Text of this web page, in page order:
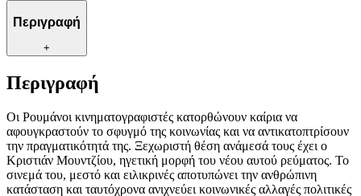
Περιγραφή
+
Περιγραφή
Οι Ρουμάνοι κινηματογραφιστές κατορθώνουν καίρια να
αφουγκραστούν το σφυγμό της κοινωνίας και να αντικατοπτρίσουν
την πραγματικότητά της. Ξεχωριστή θέση ανάμεσά τους έχει ο
Κριστιάν Μουντζίου, ηγετική μορφή του νέου αυτού ρεύματος. Το
σινεμά του, μεστό και ειλικρινές αποτυπώνει την ανθρώπινη
κατάσταση και ταυτόχρονα ανιχνεύει κοινωνικές αλλαγές πολιτικές